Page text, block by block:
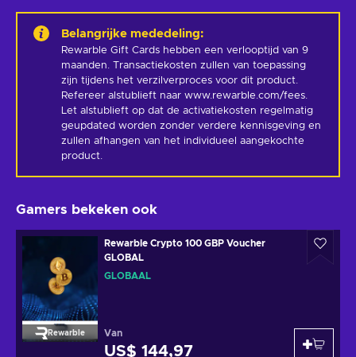
Belangrijke mededeling:
Rewarble Gift Cards hebben een verlooptijd van 9
maanden. Transactiekosten zullen van toepassing
zijn tijdens het verzilverproces voor dit product.
Refereer alstublieft naar www.rewarble.com/fees.
Let alstublieft op dat de activatiekosten regelmatig
geupdated worden zonder verdere kennisgeving en
zullen afhangen van het individueel aangekochte
product.
Gamers bekeken ook
Rewarble
Rewarble Crypto 100 GBP Voucher
GLOBAL
GLOBAAL
Van
US$ 144,97